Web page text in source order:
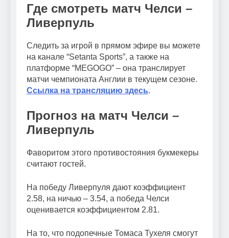
Где смотреть матч Челси –
Ливерпуль
Следить за игрой в прямом эфире вы можете
на канале “Setanta Sports”, а также на
платформе “MEGOGO” – она транслирует
матчи чемпионата Англии в текущем сезоне.
Ссылка на трансляцию здесь.
Прогноз на матч Челси –
Ливерпуль
Фаворитом этого противостояния букмекеры
считают гостей.
На победу Ливерпуля дают коэффициент
2.58, на ничью – 3.54, а победа Челси
оценивается коэффициентом 2.81.
На то, что подопечные Томаса Тухеля смогут